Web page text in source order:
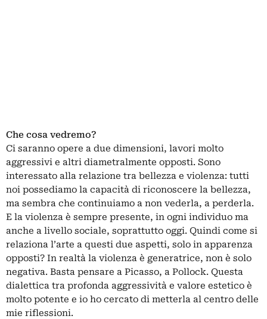
Che cosa vedremo?
Ci saranno opere a due dimensioni, lavori molto
aggressivi e altri diametralmente opposti. Sono
interessato alla relazione tra bellezza e violenza: tutti
noi possediamo la capacità di riconoscere la bellezza,
ma sembra che continuiamo a non vederla, a perderla.
E la violenza è sempre presente, in ogni individuo ma
anche a livello sociale, soprattutto oggi. Quindi come si
relaziona l’arte a questi due aspetti, solo in apparenza
opposti? In realtà la violenza è generatrice, non è solo
negativa. Basta pensare a Picasso, a Pollock. Questa
dialettica tra profonda aggressività e valore estetico è
molto potente e io ho cercato di metterla al centro delle
mie riflessioni.